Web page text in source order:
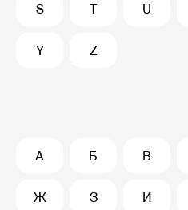
S T U
Y Z
А Б В
Ж З И